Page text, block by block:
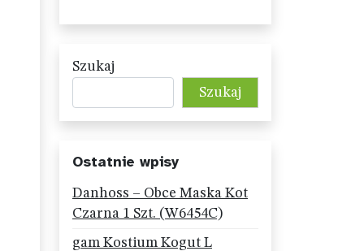
Szukaj
Szukaj
Ostatnie wpisy
Danhoss – Obce Maska Kot
Czarna 1 Szt. (W6454C)
gam Kostium Kogut L